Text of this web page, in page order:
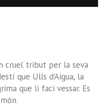
cruel tribut per la seva
que Ulls d’Aigua, la
que li faci vessar. Es